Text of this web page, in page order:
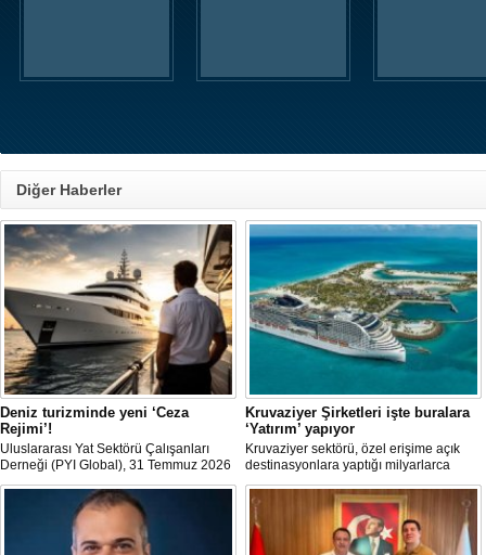
Diğer Haberler
Deniz turizminde yeni ‘Ceza
Rejimi’!
Uluslararası Yat Sektörü Çalışanları
Derneği (PYI Global), 31 Temmuz 2026
tarihinde yürürlüğe giren 7590 sayılı
Kanun’un deniz turizmine etkilerine
ilişkin bir değerlendirme yayımladı.
Kruvaziyer Şirketleri işte buralara
‘Yatırım’ yapıyor
Kruvaziyer sektörü, özel erişime açık
destinasyonlara yaptığı milyarlarca
dolarlık yatırımlarla tatil deneyimini gemi
dışına taşıyor. Özel adalar, beach
club'lar, su parkları ve lüks villalar artık
şirketlerin en stratejik gelir kaynakları
arasında yer alıyor.